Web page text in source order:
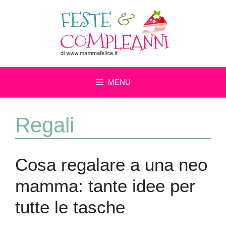
MENU
Regali
Cosa regalare a una neo
mamma: tante idee per
tutte le tasche